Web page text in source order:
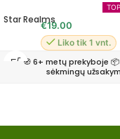
Star Realms
€19.00
Liko tik 1 vnt.
🧭 6+ metų prekyboje
sėkmingų